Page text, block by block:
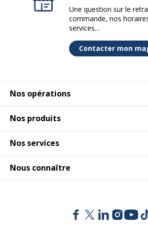
Nos opérations
Nos produits
Nos services
Nous connaître
Une question sur le
commande, nos
services...
Contacter mon